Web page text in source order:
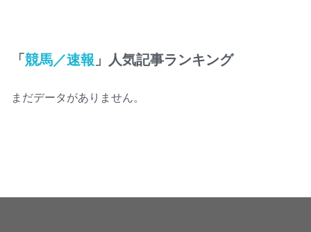
「競馬／速報 」人気記事ランキング
まだデータがありません。